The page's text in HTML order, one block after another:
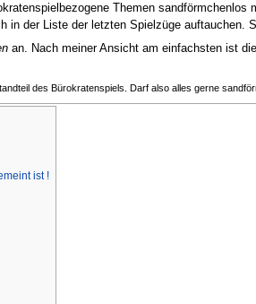
Themen
in der Liste der letzten Spielzüge
an. Nach meiner Ansicht am einfachsten ist
des Bürokratenspiels. Darf also alles gerne
ist !